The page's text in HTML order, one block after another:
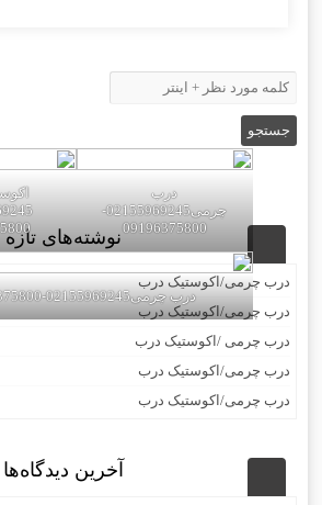
درب
چرمی02155969245-
09196375800
درب چرمی02155969245-09196375800
نوشته‌های تازه
درب چرمی/اکوستیک درب
درب چرمی/اکوستیک درب
درب چرمی /اکوستیک درب
درب چرمی/اکوستیک درب
درب چرمی/اکوستیک درب
آخرین دیدگاه‌ها